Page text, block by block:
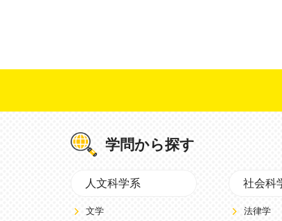
学問から探す
人文科学系
文学
社会科
法律学